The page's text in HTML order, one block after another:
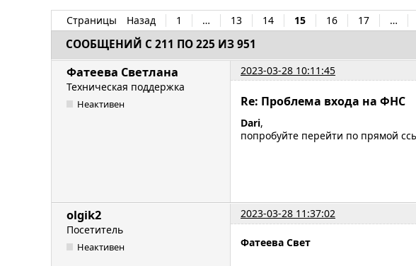
Страницы Назад 1 … 13 14 15 16 17 …
СООБЩЕНИЙ С 211 ПО 225 ИЗ 951
Фатеева Светлана
2023-03-28 10:11:45
Техническая поддержка
Неактивен Re: Проблема входа на ФНС
Dari,
попробуйте перейти по прямой
olgik2
2023-03-28 11:37:02
Посетитель
Неактивен Фатеева Свет